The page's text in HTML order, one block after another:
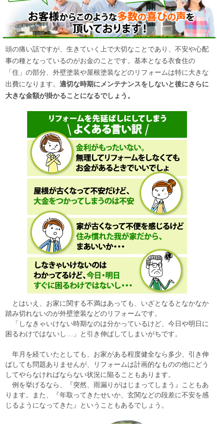
頭の痛い話ですが、生きていく上で大切なことであり、不安や心配
事の種となっているのがお金のことです。基本となる衣食住の
「住」の部分、外壁塗装や屋根塗装などのリフォームは特に大きな
出費になります。 適切な時期にメンテナンスをしないと後にさらに
大きな金額が掛かることになるでしょう。
とはいえ、お家に関する不満はあっても、いざとなるとなかなか
踏み切れないのが外壁塗装などのリフォームです。
「しなきゃいけない時期なのは分かっているけど、今日や明日に
困るわけではないし…」と引き伸ばしてしまいがちです。
年月を経ていたとしても、お家がある程度健全なら多少、引き伸
ばしても問題ありませんが、リフォームは計画的なものの他にどう
してやらなければならない状況に陥ることもあります。
例を挙げるなら、『突然、雨漏りがはじまってしまう』こともあ
ります。また、『年取ってきたせいか、玄関などの段差に不安を感
じるようになってきた』ということもあるでしょう。